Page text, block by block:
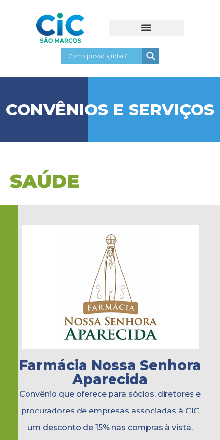
CONVÊNIOS E SERVIÇOS
SAÚDE
Farmácia Nossa Senhora
Aparecida
Convênio que oferece para sócios, diretores e
procuradores de empresas associadas à CIC
um desconto de 15% nas compras à vista.